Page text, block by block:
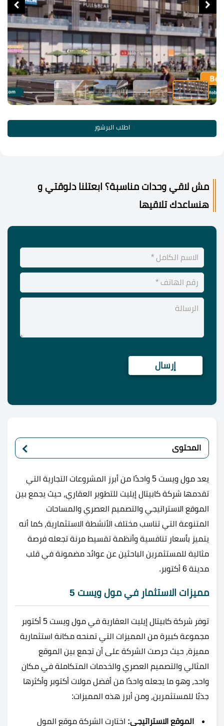
اطلب البرشور
مش لاقي وحدات مناسبة؟ ابعتلنا دلوقتي و
هنساعدك تلاقيها
المحتوى
يعد مول ويست 5 واحدًا من أبرز المشروعات التجارية التي
تقدمها شركة كابيتال إيليت للتطوير العقاري، حيث يجمع بين
الموقع الاستراتيجي والتصميم العصري والمساحات
المتنوعة التي تناسب مختلف الأنشطة الاستثمارية، كما أنه
يتميز بأسعار تنافسية وأنظمة تقسيط مرنة تجعله فرصة
مثالية للمستثمرين الباحثين عن عوائد مضمونة في قلب
مدينة 6 أكتوبر.
مميزات الاستثمار في مول ويست 5
توفر شركة كابيتال إيليت العقارية في مول ويست 5 أكتوبر
مجموعة كبيرة من المميزات التي تمنحه مكانة استثمارية
مميزة، حيث حرصت الشركة على أن تجمع بين الموقع
المثالي والتصميم العصري والخدمات المتكاملة في مكان
واحد، وهو ما يجعله واحدًا من أفضل مولات أكتوبر وأكثرها
جذبًا للمستثمرين، ومن أبرز هذه المميزات:
الموقع الاستراتيجي: اختارت الشركة موقع المول